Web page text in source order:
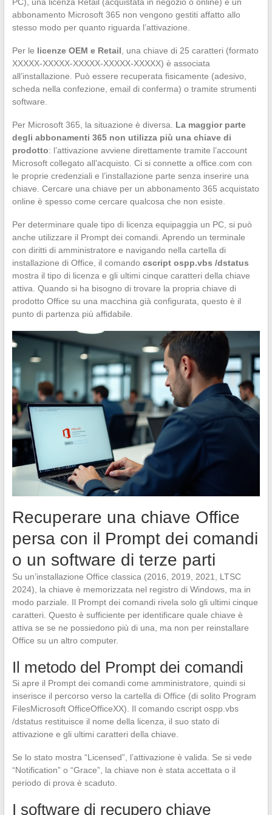
abbonamento Microsoft 365 non vengono gestiti affatto allo
stesso modo per quanto riguarda l’attivazione.
Per le licenze OEM e Retail , una chiave di 25 caratteri (formato
XXXXX-XXXXX-XXXXX-XXXXX-XXXXX) è associata
all’installazione. Può essere recuperata fisicamente (adesivo,
scheda nella confezione, email di conferma) o tramite strumenti
software.
Per Microsoft 365, la situazione è diversa. La maggior parte
degli abbonamenti 365 non utilizza più una chiave di
prodotto: l’attivazione avviene direttamente tramite l’account
Microsoft collegato all’acquisto. Ci si connette a office.com con
le proprie credenziali e l’installazione parte senza inserire una
chiave. Cercare una chiave per un abbonamento 365 acquistato
online è spesso come cercare qualcosa che non esiste.
Per determinare quale tipo di licenza equipaggia un PC, si può
anche utilizzare il Prompt dei comandi. Aprendo un terminale
con diritti di amministratore e navigando nella cartella di
installazione di Office, il comando cscript ospp.vbs /dstatus
mostra il tipo di licenza e gli ultimi cinque caratteri della chiave
attiva. Quando si ha bisogno di trovare la propria chiave di
prodotto Office su una macchina già configurata, questo è il
punto di partenza più affidabile.
Recuperare una chiave Office
persa con il Prompt dei comandi
o un software di terze parti
Su un’installazione Office classica (2016, 2019, 2021, LTSC
2024), la chiave è memorizzata nel registro di Windows, ma in
modo parziale. Il Prompt dei comandi rivela solo gli ultimi cinque
caratteri. Questo è sufficiente per identificare quale chiave è
attiva se se ne possiedono più di una, ma non per reinstallare
Office su un altro computer.
Il metodo del Prompt dei comandi
Si apre il Prompt dei comandi come amministratore, quindi si
inserisce il percorso verso la cartella di Office (di solito Program
FilesMicrosoft OfficeOfficeXX). Il comando cscript ospp.vbs
/dstatus restituisce il nome della licenza, il suo stato di
attivazione e gli ultimi caratteri della chiave.
Se lo stato mostra “Licensed”, l’attivazione è valida. Se si vede
“Notification” o “Grace”, la chiave non è stata accettata o il
periodo di prova è scaduto.
I software di recupero chiave